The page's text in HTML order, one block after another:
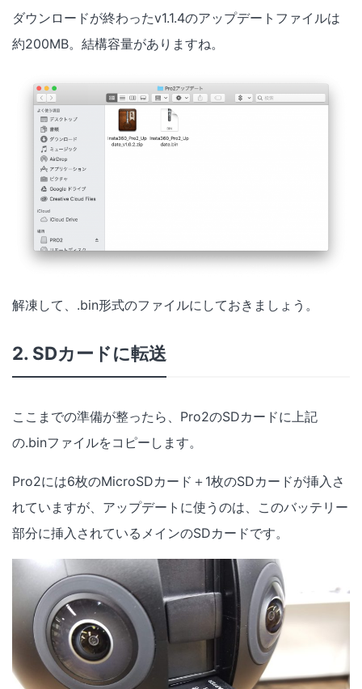
ダウンロードが終わったv1.1.4のアップデートファイルは
約200MB。結構容量がありますね。
解凍して、.bin形式のファイルにしておきましょう。
2. SDカードに転送
ここまでの準備が整ったら、Pro2のSDカードに上記
の.binファイルをコピーします。
Pro2には6枚のMicroSDカード＋1枚のSDカードが挿入さ
れていますが、アップデートに使うのは、このバッテリー
部分に挿入されているメインのSDカードです。